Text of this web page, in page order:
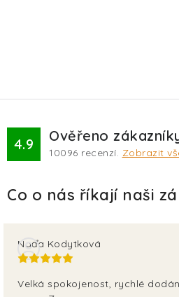
4.9 Ověřeno
10096 recenzí. Zobrazit
Naďa Kodytková
Velká spokojenost, rychlé